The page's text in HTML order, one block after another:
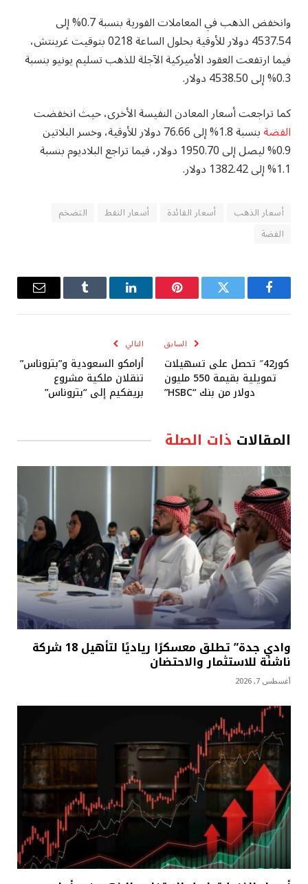
وانخفض الذهب في المعاملات الفورية بنسبة 0.7% إلى
4537.54 دولار للأوقية بحلول الساعة 0218 بتوقيت غرينتش،
فيما ارتفعت العقود الأميركية الآجلة للذهب تسليم يونيو بنسبة
0.3% إلى 4538.50 دولار.
كما تراجعت أسعار المعادن النفيسة الأخرى، حيث انخفضت
الفضة بنسبة 1.8% إلى 76.66 دولار للأوقية، وخسر البلاتين
0.9% ليصل إلى 1950.70 دولار، فيما تراجع البلاديوم بنسبة
1.1% إلى 1382.42 دولار.
أسعار الذهب أسعار الفائدة أسعار النفط
التضخم
الفضة
فيسبوك تويتر بينتيريستلينكدإن Tumblr
البريد
السابق
كور42″ تحصل على تسهيلات
تمويلية بقيمة 550 مليون
دولار من بنك “HSBC”
التالي
أرامكو السعودية و”بتروناس”
تنقلان ملكية مشروع
بريفكيم إلى “بتروناس”
المقالات ذات الصلة
وادي جدة” تطلق معسكرًا رياديًا لتأهيل 18 شركة
ناشئة للاستثمار والاحتضان
أغسطس 7, 2026